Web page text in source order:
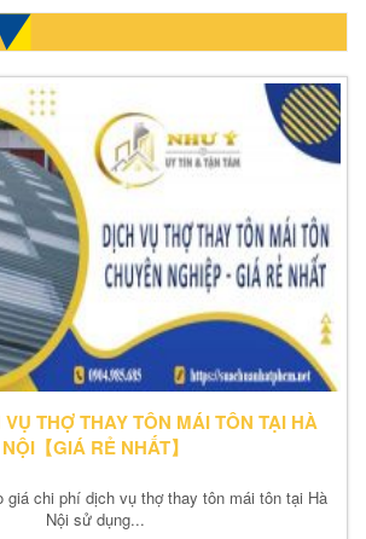
THỢ THAY TÔN MÁI TÔN TẠI HÀ
NỘI【GIÁ RẺ NHẤT】
giá chi phí dịch vụ thợ thay tôn mái tôn tại Hà
Nội sử dụng...